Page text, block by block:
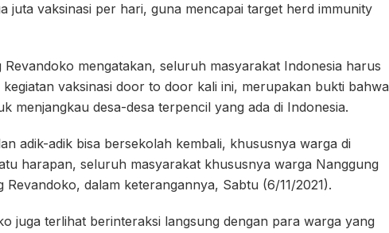
juta vaksinasi per hari, guna mencapai target herd immunity
mengatakan, seluruh masyarakat Indonesia harus
vaksinasi door to door kali ini, merupakan bukti bahwa
menjangkau desa-desa terpencil yang ada di Indonesia.
adik-adik bisa bersekolah kembali, khususnya warga di
harapan, seluruh masyarakat khususnya warga Nanggung
dalam keterangannya, Sabtu (6/11/2021).
juga terlihat berinteraksi langsung dengan para warga yang